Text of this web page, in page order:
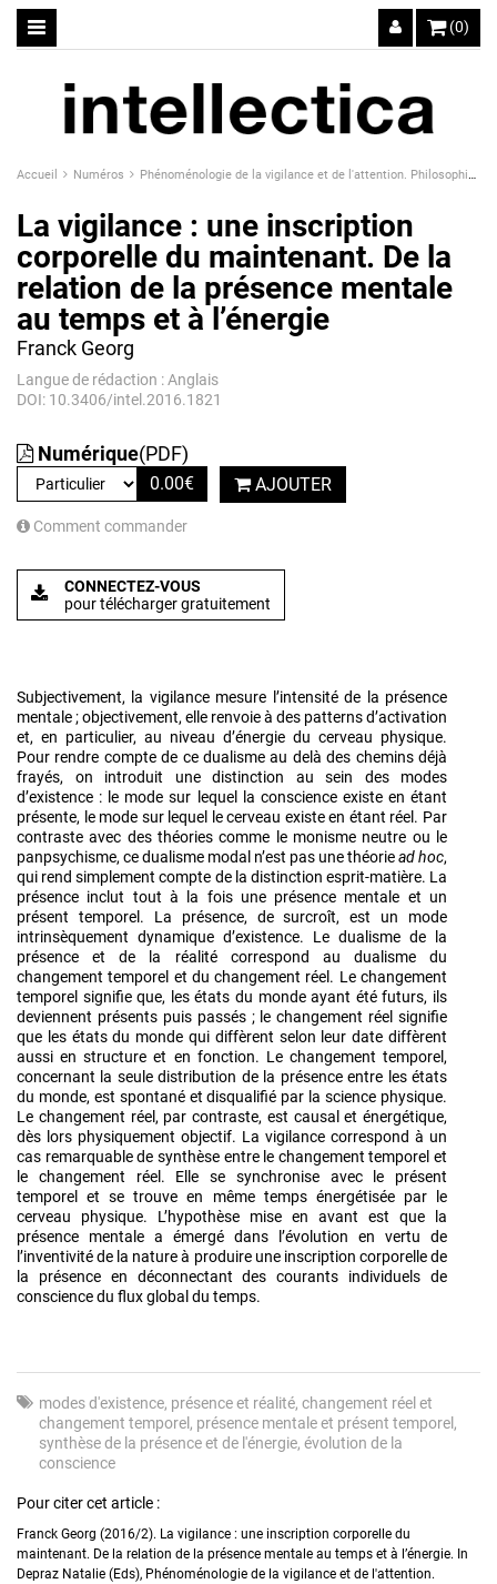
(0)
Accueil Numéros Phénoménologie de la vigilance et de l'attention. Philosophie, sciences et techniques.
La vigilance : une inscription
corporelle du maintenant. De la
relation de la présence mentale
au temps et à l’énergie
Franck Georg
Langue de rédaction : Anglais
DOI: 10.3406/intel.2016.1821
Numérique(PDF)
0.00€ AJOUTER
Comment commander
CONNECTEZ-VOUS
pour télécharger gratuitement
Subjectivement, la vigilance mesure l’intensité de la présence
mentale ; objectivement, elle renvoie à des patterns d’activation
et, en particulier, au niveau d’énergie du cerveau physique.
Pour rendre compte de ce dualisme au delà des chemins déjà
frayés, on introduit une distinction au sein des modes
d’existence : le mode sur lequel la conscience existe en étant
présente, le mode sur lequel le cerveau existe en étant réel. Par
contraste avec des théories comme le monisme neutre ou le
panpsychisme, ce dualisme modal n’est pas une théoriead hoc,
qui rend simplement compte de la distinction esprit-matière. La
présence inclut tout à la fois une présence mentale et un
présent temporel. La présence, de surcroît, est un mode
intrinsèquement dynamique d’existence. Le dualisme de la
présence et de la réalité correspond au dualisme du
changement temporel et du changement réel. Le changement
temporel signifie que, les états du monde ayant été futurs, ils
deviennent présents puis passés ; le changement réel signifie
que les états du monde qui diffèrent selon leur date diffèrent
aussi en structure et en fonction. Le changement temporel,
concernant la seule distribution de la présence entre les états
du monde, est spontané et disqualifié par la science physique.
Le changement réel, par contraste, est causal et énergétique,
dès lors physiquement objectif. La vigilance correspond à un
cas remarquable de synthèse entre le changement temporel et
le changement réel. Elle se synchronise avec le présent
temporel et se trouve en même temps énergétisée par le
cerveau physique. L’hypothèse mise en avant est que la
présence mentale a émergé dans l’évolution en vertu de
l’inventivité de la nature à produire une inscription corporelle de
la présence en déconnectant des courants individuels de
conscience du flux global du temps.
modes d'existence présence et réalité changement réel et
changement temporel
présence mentale et présent temporel
synthèse de la présence et de l'énergie évolution de la
conscience
Pour citer cet article :
Franck Georg (2016/2). La vigilance : une inscription corporelle du
maintenant. De la relation de la présence mentale au temps et à l’énergie. In
Depraz Natalie (Eds), Phénoménologie de la vigilance et de l'attention.